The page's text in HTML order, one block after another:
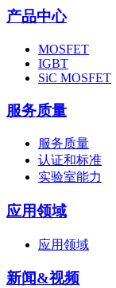
产品中心
MOSFET
IGBT
SiC MOSFET
服务质量
服务质量
认证和标准
实验室能力
应用领域
应用领域
新闻&视频